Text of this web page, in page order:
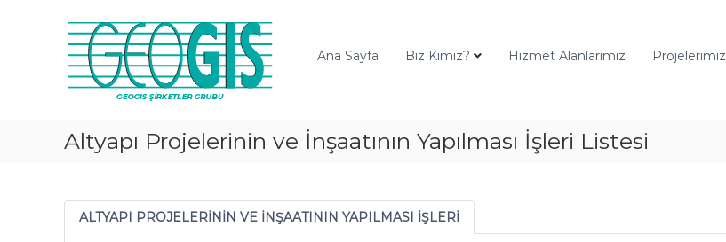
A
.
Ana Sayfa Biz Kimiz? Hizmet Alanlarımız Projelerimiz
Altyapı Projelerinin ve İnşaatının Yapılması İşleri Listesi
ALTYAPI PROJELERİNİN VE İNŞAATININ YAPILMASI İŞLERİ